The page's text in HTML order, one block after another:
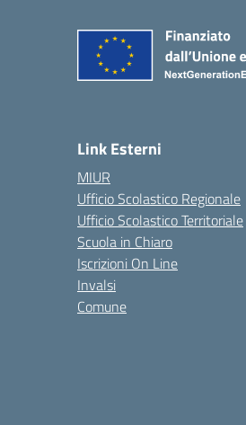
Link Esterni
MIUR
Ufficio Scolastico Regionale
Ufficio Scolastico Territoriale
Scuola in Chiaro
Iscrizioni On Line
Invalsi
Comune